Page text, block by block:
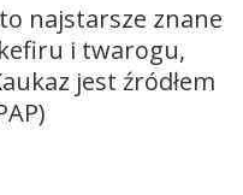
najstarsze znane
i twarogu,
jest źródłem